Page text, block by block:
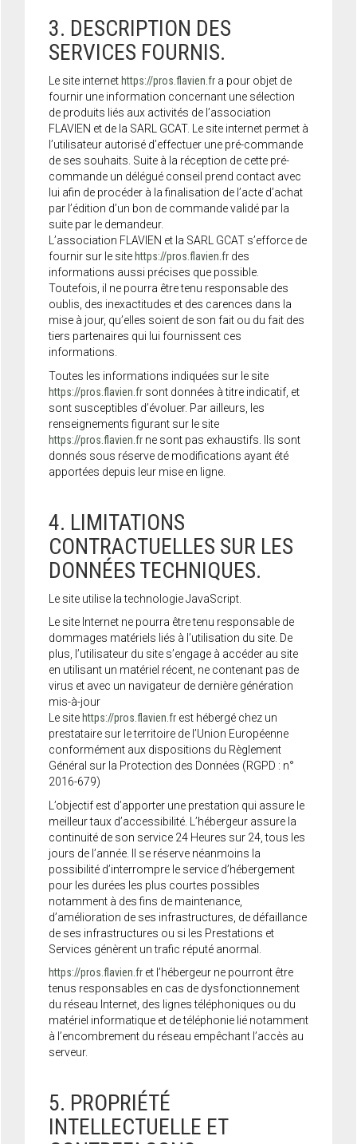
3. DESCRIPTION DES
SERVICES FOURNIS.
Le site internet https://pros.flavien.fr a pour objet de
fournir une information concernant une sélection
de produits liés aux activités de l’association
FLAVIEN et de la SARL GCAT. Le site internet permet à
l’utilisateur autorisé d’effectuer une pré-commande
de ses souhaits. Suite à la réception de cette pré-
commande un délégué conseil prend contact avec
lui afin de procéder à la finalisation de l’acte d’achat
par l’édition d’un bon de commande validé par la
suite par le demandeur.
L’association FLAVIEN et la SARL GCAT s’efforce de
fournir sur le site https://pros.flavien.fr des
informations aussi précises que possible.
Toutefois, il ne pourra être tenu responsable des
oublis, des inexactitudes et des carences dans la
mise à jour, qu’elles soient de son fait ou du fait des
tiers partenaires qui lui fournissent ces
informations.
Toutes les informations indiquées sur le site
https://pros.flavien.fr sont données à titre indicatif, et
sont susceptibles d’évoluer. Par ailleurs, les
renseignements figurant sur le site
https://pros.flavien.fr ne sont pas exhaustifs. Ils sont
donnés sous réserve de modifications ayant été
apportées depuis leur mise en ligne.
4. LIMITATIONS
CONTRACTUELLES SUR LES
DONNÉES TECHNIQUES.
Le site utilise la technologie JavaScript.
Le site Internet ne pourra être tenu responsable de
dommages matériels liés à l’utilisation du site. De
plus, l’utilisateur du site s’engage à accéder au site
en utilisant un matériel récent, ne contenant pas de
virus et avec un navigateur de dernière génération
mis-à-jour
Le site https://pros.flavien.fr est hébergé chez un
prestataire sur le territoire de l’Union Européenne
conformément aux dispositions du Règlement
Général sur la Protection des Données (RGPD : n°
2016-679)
L’objectif est d’apporter une prestation qui assure le
meilleur taux d’accessibilité. L’hébergeur assure la
continuité de son service 24 Heures sur 24, tous les
jours de l’année. Il se réserve néanmoins la
possibilité d’interrompre le service d’hébergement
pour les durées les plus courtes possibles
notamment à des fins de maintenance,
d’amélioration de ses infrastructures, de défaillance
de ses infrastructures ou si les Prestations et
Services génèrent un trafic réputé anormal.
https://pros.flavien.fr et l’hébergeur ne pourront être
tenus responsables en cas de dysfonctionnement
du réseau Internet, des lignes téléphoniques ou du
matériel informatique et de téléphonie lié notamment
à l’encombrement du réseau empêchant l’accès au
serveur.
5. PROPRIÉTÉ
INTELLECTUELLE ET